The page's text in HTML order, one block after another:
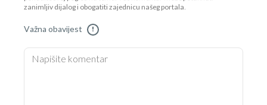
zanimljiv dijalog i obogatiti zajednicu našeg portala.
Važna obavijest !